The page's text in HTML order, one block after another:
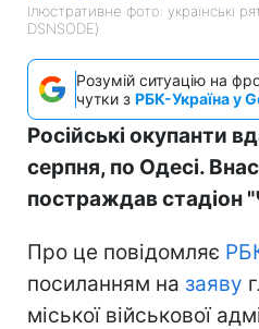
Ілюстративне фото: українські
DSNSODE)
Розумій ситуацію на
чутки з РБК-Україна у
Російські окупанти
серпня, по Одесі.
постраждав стадіон
Про це повідомляє
посиланням на заяву
міської військової